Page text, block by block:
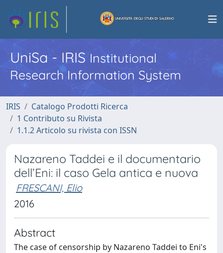
UniSa - IRISInstitutional
Research Information System
IRIS
Catalogo Prodotti Ricerca
1 Contributo su Rivista
1.1.2 Articolo su rivista con ISSN
Nazareno Taddei e il documentario
dell’Eni: il caso Gela antica e nuova
FRESCANI, Elio
2016
Abstract
The case of censorship by Nazareno Taddei to Eni's